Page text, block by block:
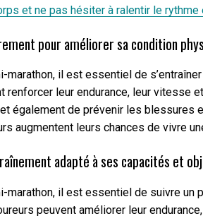
et ne pas hésiter à ralentir le
pour améliorer sa condition
marathon, il est essentiel de
renforcer leur endurance, leur
également de prévenir les blessures
augmentent leurs chances de vivre
adapté à ses capacités et
marathon, il est essentiel de suivre un
peuvent améliorer leur